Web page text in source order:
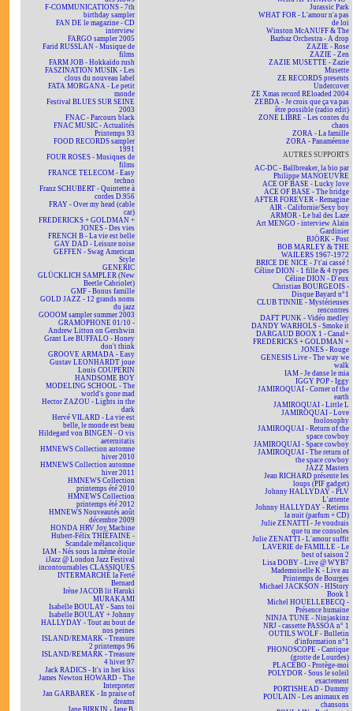
F-COMMUNICATIONS - 7th
birthday sampler
FAN DE le magazine - CD
interview
FARGO sampler 2005
Farid RUSSLAN - Musique de
films
FARM JOB - Hokkaïdo rush
FASZINATION MUSIK - Les
clous du nouveau label
FATA MORGANA - Le petit
monde
Festival BLUES SUR SEINE
2003
FNAC - Parcours black
FNAC MUSIC - Actualités
Printemps 93
FOOD RECORDS sampler
1991
FOUR ROSES - Musiques de
films
FRANCE TELECOM - Easy
techno
Franz SCHUBERT - Quintette à
cordes D.956
FRAY - Over my head (cable
car)
FREDERICKS + GOLDMAN +
JONES - Des vies
FRENCH B - La vie est belle
GAY DAD - Leisure noise
GEFFEN - Swag American
Style
GENERIC
GLÜCKLICH SAMPLER (New
Beetle Cabriolet)
GMF - Bonus famille
GOLD JAZZ - 12 grands noms
du jazz
GOOOM sampler summer 2003
GRAMOPHONE 01/10 -
Andrew Litton on Gershwin
Grant Lee BUFFALO - Honey
don't think
GROOVE ARMADA - Easy
Gustav LEONHARDT joue
Louis COUPERIN
HANDSOME BOY
MODELING SCHOOL - The
world's gone mad
Hector ZAZOU - Lights in the
dark
Hervé VILARD - La vie est
belle, le monde est beau
Hildegard von BINGEN - O vis
aeternitatis
HMNEWS Collection automne
hiver 2010
HMNEWS Collection automne
hiver 2011
HMNEWS Collection
printemps été 2010
HMNEWS Collection
printemps été 2012
HMNEWS Nouveautés août
décembre 2009
HONDA HRV Joy Machine
Hubert-Félix THIÉFAINE -
Scandale mélancolique
IAM - Nés sous la même étoile
iJazz @ London Jazz Festival
incontournables CLASSIQUES
INTERMARCHÉ la Ferté
Bernard
Irène JACOB lit Haruki
MURAKAMI
Isabelle BOULAY - Sans toi
Isabelle BOULAY + Johnny
HALLYDAY - Tout au bout de
nos peines
ISLAND/REMARK - Treasure
2 printemps 96
ISLAND/REMARK - Treasure
4 hiver 97
Jack RADICS - It's in her kiss
James Newton HOWARD - The
Interpreter
Jan GARBAREK - In praise of
dreams
Jane BIRKIN - Jane B.
Jurassic Park
WHAT FOR - L'amour n'a pas
de loi
Winston McANUFF & The
Bazbaz Orchestra - A drop
ZAZIE - Rose
ZAZIE - Zen
ZAZIE MUSETTE - Zazie
Musette
ZE RECORDS presents
Undercover
ZE Xmas record REloaded 2004
ZEBDA - Je crois que ça va pas
être possible (radio edit)
ZONE LIBRE - Les contes du
chaos
ZORA - La famille
ZORA - Panaméenne
AUTRES SUPPORTS
AC-DC - Ballbreaker, la bio par
Philippe MANOEUVRE
ACE OF BASE - Lucky love
ACE OF BASE - The bridge
AFTER FOREVER - Remagine
AIR - Californie/Sexy boy
ARMOR - Le bal des Laze
Art MENGO - interview Alain
Gardinier
BJÖRK - Post
BOB MARLEY & THE
WAILERS 1967-1972
BRICE DE NICE - J't'ai cassé !
Céline DION - 1 fille & 4 types
Céline DION - D'eux
Christian BOURGEOIS -
Disque Bayard n°1
CLUB TINNIE - Mystérieuses
rencontres
DAFT PUNK - Vidéo medley
DANDY WARHOLS - Smoke it
DARGAUD BOOX 1 - Canal+
FREDERICKS + GOLDMAN +
JONES - Rouge
GENESIS Live - The way we
walk
IAM - Je danse le mia
IGGY POP - Iggy
JAMIROQUAI - Corner of the
earth
JAMIROQUAI - Little L
JAMIROQUAI - Love
foolosophy
JAMIROQUAI - Return of the
space cowboy
JAMIROQUAI - Space cowboy
JAMIROQUAI - The return of
the space cowboy
JAZZ Masters
Jean RICHARD présente les
loups (PIF gadget)
Johnny HALLYDAY - PLV
L'attente
Johnny HALLYDAY - Retiens
la nuit (parfum + CD)
Julie ZENATTI - Je voudrais
que tu me consoles
Julie ZENATTI - L'amour suffit
LAVERIE de FAMILLE - Le
best of saison 2
Lisa DOBY - Live @ WYB7
Mademoiselle K - Live au
Printemps de Bourges
Michael JACKSON - HIStory
Book 1
Michel HOUELLEBECQ -
Présence humaine
NINJA TUNE - Ninjaskinz
NRJ - cassette PASSOA n° 1
OUTILS WOLF - Bulletin
d'information n°1
PHONOSCOPE - Cantique
(grotte de Lourdes)
PLACEBO - Protège-moi
POLYDOR - Sous le soleil
exactement
PORTISHEAD - Dummy
POULAIN - Les animaux en
chansons